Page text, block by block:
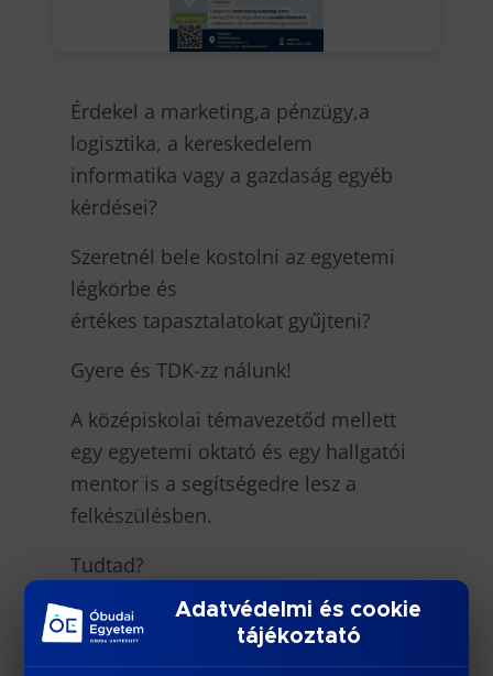
Érdekel a marketing,a pénzügy,a
logisztika, a kereskedelem
informatika vagy a gazdaság egyéb
kérdései?
Szeretnél bele kostolni az egyetemi
légkörbe és
értékes tapasztalatokat gyűjteni?
Gyere és TDK-zz nálunk!
A középiskolai témavezetőd mellett
egy egyetemi oktató és egy hallgatói
mentor is a segítségedre lesz a
felkészülésben.
Tudtad?
A Tudományos Diákköri Konferencián
való aktivitásod kiválthatja a kötelező
közösségi szolgálatot.
Adatvédelmi és cookie
tájékoztató